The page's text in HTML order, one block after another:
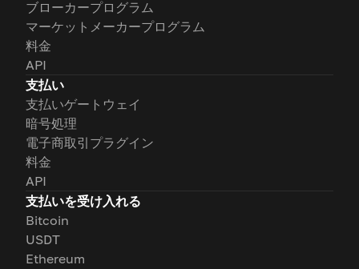
ブローカープログラム
マーケットメーカープログラム
料金
API
支払い
支払いゲートウェイ
暗号処理
電子商取引プラグイン
料金
API
支払いを受け入れる
Bitcoin
USDT
Ethereum